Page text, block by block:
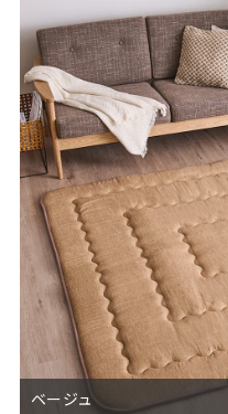
ベージュ